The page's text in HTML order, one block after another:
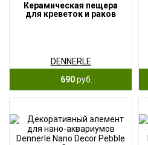
Керамическая пещера
для креветок и раков
DENNERLE
690руб.